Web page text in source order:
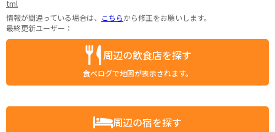
tml
情報が間違っている場合は、 こちらから修正をお願いします。
最終更新ユーザー：
周辺の飲食店を探す
食べログで地図が表示されます。
周辺の宿を探す